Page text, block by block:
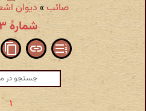
صائب» دیوان
شمارهٔ ۳۶۳